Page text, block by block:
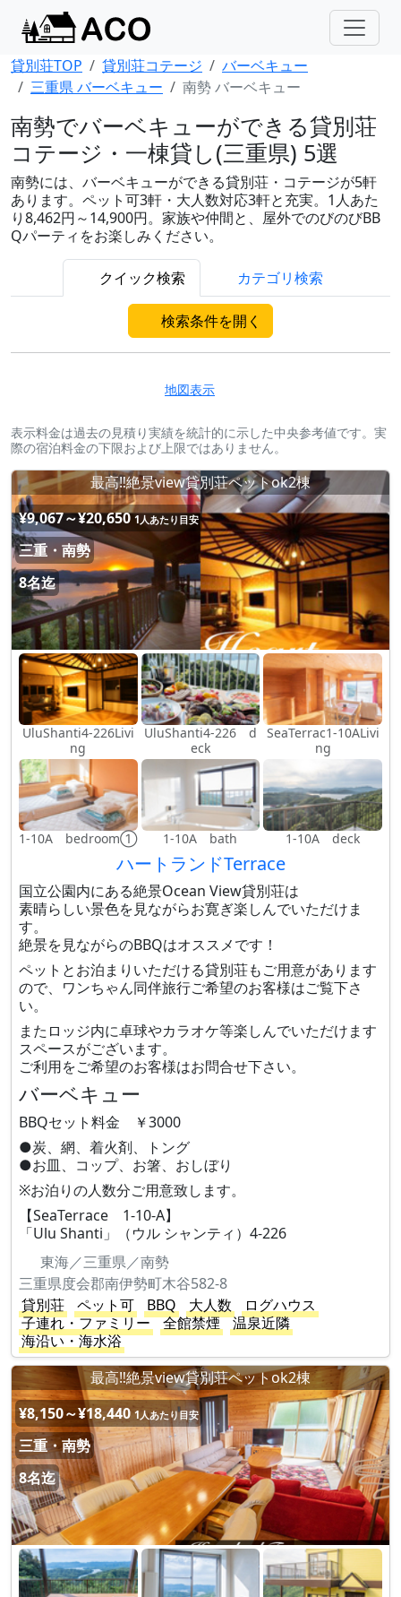
貸別荘TOP 貸別荘コテージ
バーベキュー
三重県 バーベキュー
南勢 バーベキュー
南勢でバーベキューができる貸別荘
コテージ・一棟貸し(三重県) 5選
南勢には、バーベキューができる貸別荘・コテージが5軒
あります。ペット可3軒・大人数対応3軒と充実。1人あた
り8,462円～14,900円。家族や仲間と、屋外でのびのびBB
Qパーティをお楽しみください。
クイック検索 カテゴリ検索
検索条件を開く
地図表示
表示料金は過去の見積り実績を統計的に示した中央参考値です。実
際の宿泊料金の下限および上限ではありません。
最高‼︎絶景view貸別荘ペットok2棟
¥9,067～¥20,650 1人あたり目安
三重・南勢
8名迄
UluShanti4-226Livi
ng
UluShanti4-226 d
eck
SeaTerrac1-10ALivi
ng
1-10A bedroom① 1-10A bath 1-10A deck
ハートランドTerrace
国立公園内にある絶景Ocean View貸別荘は
素晴らしい景色を見ながらお寛ぎ楽しんでいただけま
す。
絶景を見ながらのBBQはオススメです！
ペットとお泊まりいただける貸別荘もご用意があります
ので、ワンちゃん同伴旅行ご希望のお客様はご覧下さ
い。
またロッジ内に卓球やカラオケ等楽しんでいただけます
スペースがございます。
ご利用をご希望のお客様はお問合せ下さい。
バーベキュー
BBQセット料金 ￥3000
●炭、網、着火剤、トング
●お皿、コップ、お箸、おしぼり
※お泊りの人数分ご用意致します。
【SeaTerrace 1-10-A】
「Ulu Shanti」（ウル シャンティ）4-226
東海／三重県／南勢
三重県度会郡南伊勢町木谷582-8
貸別荘
ペット可 BBQ 大人数
ログハウス
子連れ・ファミリー
全館禁煙
温泉近隣
海沿い・海水浴
最高‼︎絶景view貸別荘ペットok2棟
¥8,150～¥18,440 1人あたり目安
三重・南勢
8名迄